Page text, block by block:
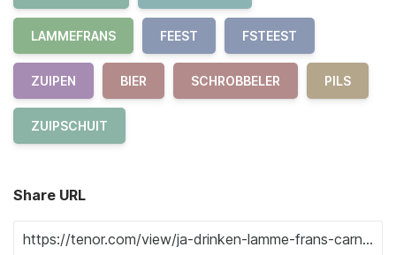
LAMMEFRANS FEEST FSTEEST
ZUIPEN BIER SCHROBBELER PILS
ZUIPSCHUIT
Share URL